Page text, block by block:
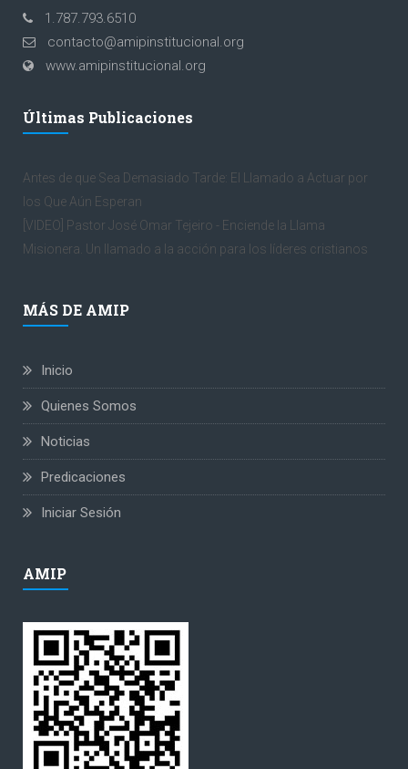
1.787.793.6510
contacto@amipinstitucional.org
www.amipinstitucional.org
Últimas Publicaciones
Antes de que Sea Demasiado Tarde: El Llamado a Actuar por
los Que Aún Esperan
[VIDEO] Pastor José Omar Tejeiro - Enciende la Llama
Misionera. Un llamado a la acción para los líderes cristianos
MÁS DE AMIP
Inicio
Quienes Somos
Noticias
Predicaciones
Iniciar Sesión
AMIP